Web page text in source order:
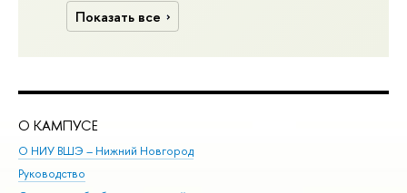
Показать все
О КАМПУСЕ
О НИУ ВШЭ – Нижний Новгород
Руководство